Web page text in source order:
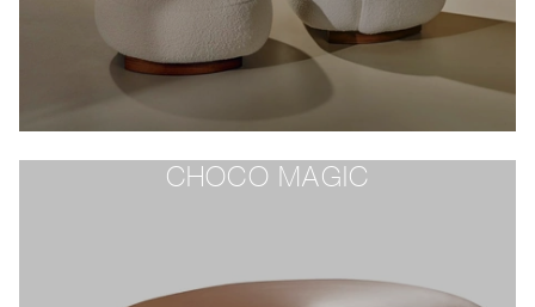
CHOCO MAGIC